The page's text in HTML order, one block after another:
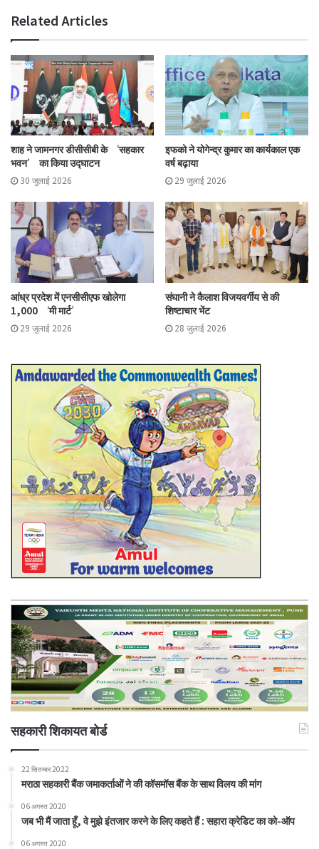
Related Articles
शाह ने जामनगर डीसीसीबी के ‘सहकार
भवन’ का किया उद्घाटन
30 जुलाई 2026
इफको ने योगेन्द्र कुमार का कार्यकाल एक
वर्ष बढ़ाया
29 जुलाई 2026
आंध्र प्रदेश में एनसीसीएफ खोलेगा
1,000 ‘मी मार्ट’
29 जुलाई 2026
संघानी ने कैलाश विजयवर्गीय से की
शिष्टाचार भेंट
28 जुलाई 2026
सहकारी शिकायत बोर्ड
22 सितम्बर 2022
मराठा सहकारी बैंक जमाकर्ताओं ने की कॉसमॉस बैंक के साथ विलय की मांग
06 अगस्त 2020
जब भी मैं जाता हूँ, वे मुझे इंतजार करने के लिए कहते हैं : सहारा क्रेडिट का को-ऑप
06 अगस्त 2020